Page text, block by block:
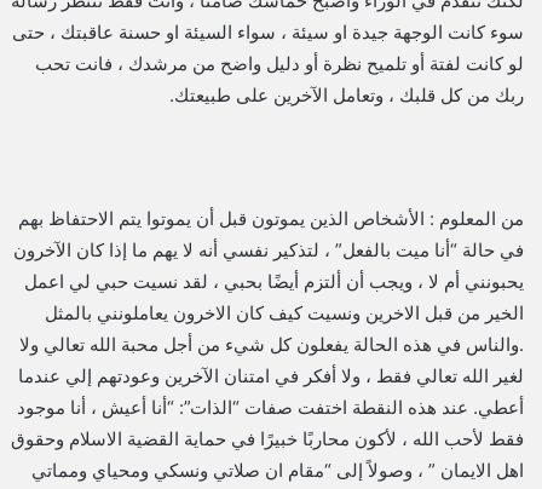
سوء كانت الوجهة جيدة او سيئة ، سواء السيئة او حسنة عاقبتك ، حتى
لو كانت لفتة أو تلميح نظرة أو دليل واضح من مرشدك ، فانت تحب
ربك من كل قلبك ، وتعامل الآخرين على طبيعتك.
من المعلوم : الأشخاص الذين يموتون قبل أن يموتوا يتم الاحتفاظ بهم
في حالة “أنا ميت بالفعل” ، لتذكير نفسي أنه لا يهم ما إذا كان الآخرون
يحبونني أم لا ، ويجب أن ألتزم أيضًا بحبي ، لقد نسيت حبي لي اعمل
الخير من قبل الاخرين ونسيت كيف كان الاخرون يعاملونني بالمثل
.والناس في هذه الحالة يفعلون كل شيء من أجل محبة الله تعالي ولا
لغير الله تعالي فقط ، ولا أفكر في امتنان الآخرين وعودتهم إلي عندما
أعطي. عند هذه النقطة اختفت صفات “الذات”: “أنا أعيش ، أنا موجود
فقط لأحب الله ، لأكون محاربًا خبيرًا في حماية القضية الاسلام وحقوق
اهل الايمان ” ، وصولاً إلى “مقام ان صلاتي ونسكي ومحياي ومماتي